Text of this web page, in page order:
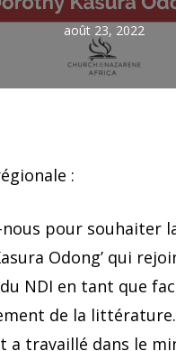
août 23, 2022
:
nous pour souhaiter
Odong’ qui
NDI en tant que
de la
a travaillé dans le